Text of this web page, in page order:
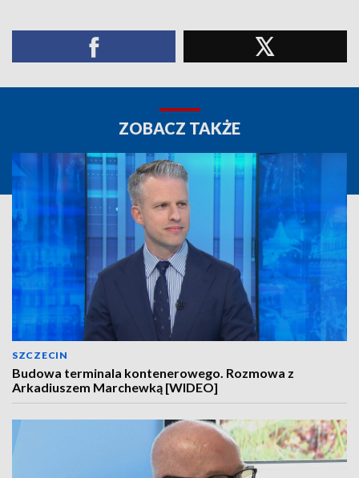
ZOBACZ TAKŻE
SZCZECIN
Budowa terminala kontenerowego. Rozmowa z
Arkadiuszem Marchewką [WIDEO]